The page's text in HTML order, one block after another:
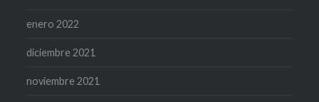
enero 2022
diciembre 2021
noviembre 2021